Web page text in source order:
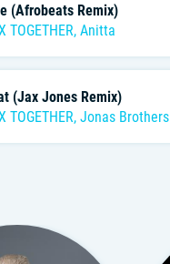
(Afrobeats Remix)
TOGETHER, Anitta
(Jax Jones Remix)
TOGETHER, Jonas Brothers